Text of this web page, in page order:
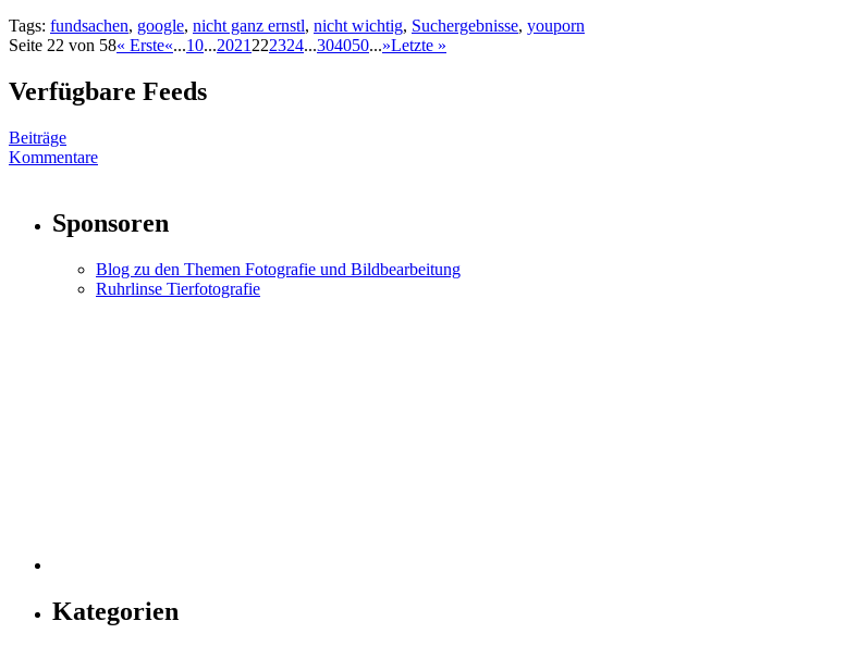
Tags: fundsachen, google, nicht ganz ernstl, nicht wichtig, Suchergebnisse, youporn
Seite 22 von 58« Erste«...10...2021 222324...304050...»Letzte »
Verfügbare Feeds
Beiträge
Kommentare
Sponsoren
Blog zu den Themen Fotografie und Bildbearbeitung
Ruhrlinse Tierfotografie
Kategorien